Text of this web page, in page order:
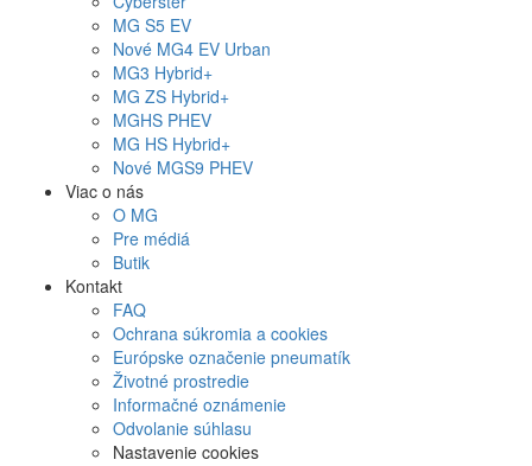
MG S5 EV
Nové MG4 EV Urban
MG3 Hybrid+
MG ZS Hybrid+
MGHS PHEV
MG HS Hybrid+
Nové MGS9 PHEV
Viac o nás
O MG
Pre médiá
Butik
Kontakt
FAQ
Ochrana súkromia a cookies
Európske označenie pneumatík
Životné prostredie
Informačné oznámenie
Odvolanie súhlasu
Nastavenie cookies